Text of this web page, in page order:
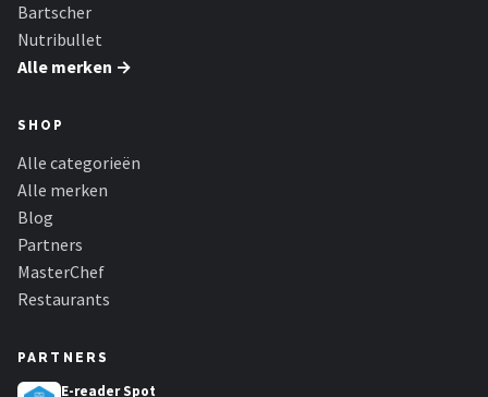
Bartscher
Nutribullet
Alle merken →
SHOP
Alle categorieën
Alle merken
Blog
Partners
MasterChef
Restaurants
PARTNERS
E-reader Spot